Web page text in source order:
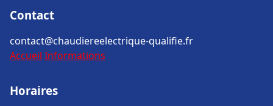
Contact
contact@chaudiereelectrique-qualifie.fr
Accueil Informations
Horaires